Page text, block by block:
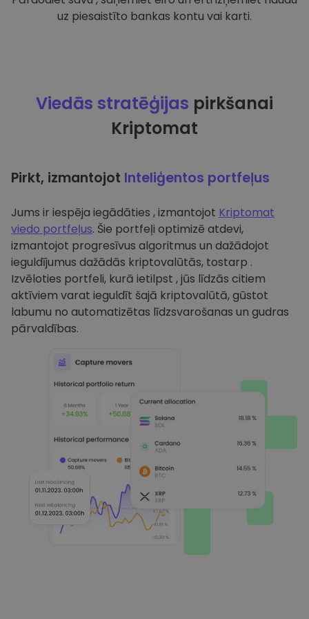
uz piesaistīto bankas kontu vai karti.
Viedās stratēģijas pirkšanai
Kriptomat
Pirkt, izmantojot Inteliģentos portfeļus
Jums ir iespēja iegādāties , izmantojot Kriptomat
viedo portfeļus. Šie portfeļi optimizē atdevi,
izmantojot progresīvus algoritmus un dažādojot
ieguldījumus dažādās kriptovalūtās, tostarp .
Izvēloties portfeli, kurā ietilpst , jūs līdzās citiem
aktīviem varat ieguldīt šajā kriptovalūtā, gūstot
labumu no automatizētas līdzsvarošanas un gudras
pārvaldības.